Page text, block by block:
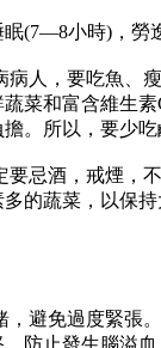
小時)，勞逸
，要吃魚、瘦
菜和富含維生
。所以，要少吃
酒，戒煙，不
的蔬菜，以保
免過度緊張。
防止發生腦溢血